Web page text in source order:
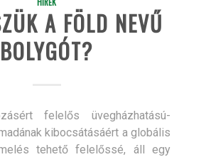
A FÖLD NEVŰ
BOLYGÓT?
felelős üvegházhatású-
kibocsátásáért a globális
tehető felelőssé, áll egy